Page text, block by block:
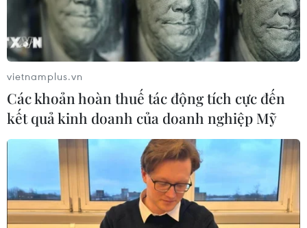
vietnamplus.vn
Các khoản hoàn thuế tác động tích cực đến
kết quả kinh doanh của doanh nghiệp Mỹ